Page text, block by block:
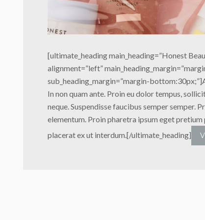
[ultimate_heading main_heading=”Honest
alignment=”left”
sub_heading_margin=”margin-
In non quam ante. Proin eu dolor tempus,
neque. Suspendisse faucibus semper semper.
elementum. Proin pharetra ipsum eget pretium
placerat ex ut interdum.[/ultimate_heading]